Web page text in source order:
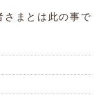
さまとは此の事で